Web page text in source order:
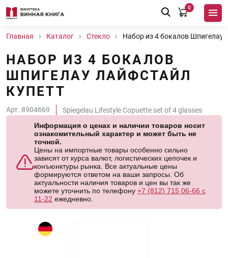
0
Главная Каталог Стекло Набор из 4 бокалов Шпигелау
НАБОР ИЗ 4 БОКАЛОВ
ШПИГЕЛАУ ЛАЙФСТАЙЛ
КУПЕТТ
Арт. 8904669
Spiegelau Lifestyle Copuette set of 4 glasses
Информация о ценах и наличии товаров носит
ознакомительный характер и может быть не
точной.
Цены на импортные товары особенно сильно
зависят от курса валют, логистических цепочек и
конъюнктуры рынка. Все актуальные цены
формируются ответом на ваши запросы. Об
актуальности наличия товаров и цен вы так же
можете уточнить по телефону +7 (812) 715 06-66 с
11-22 ежедневно.